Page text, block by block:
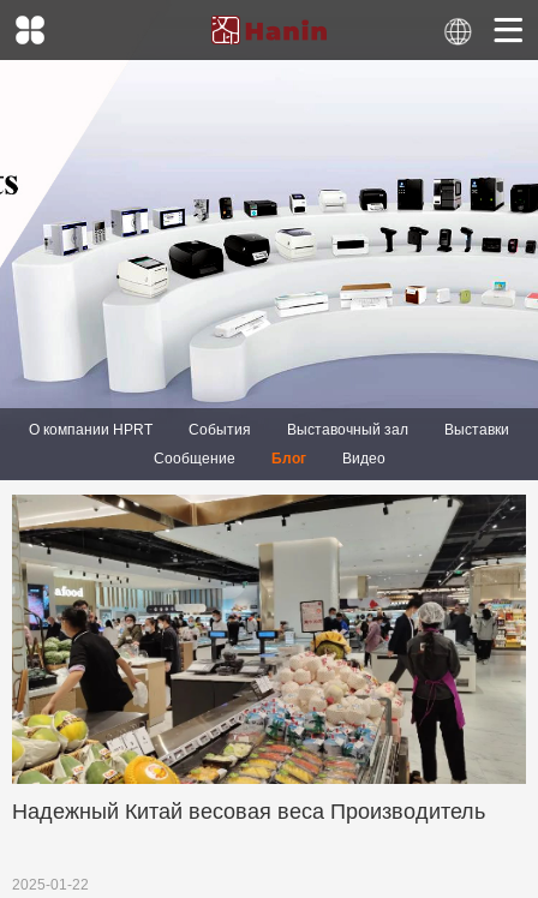
О компании HPRT События Выставочный зал
Выставки
Сообщение
Блог Видео
Надежный Китай весовая веса Производитель
2025-01-22